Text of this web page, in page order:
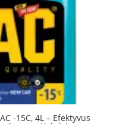
-15C, 4L – Efektyvus